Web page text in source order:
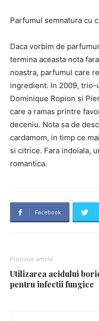
Parfumul semnatura cu
Daca vorbim de
termina aceasta nota
noastra, parfumul care
ingredient. In 2009,
Dominique Ropion si
care a ramas printre
deceniu. Nota sa de
cardamom, in timp ce
si citrice. Fara indoiala,
romantica.
Facebook
Previous article
Utilizarea acidului
pentru infectii fungice